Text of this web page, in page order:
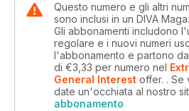
Questo numero e gli altri
sono inclusi in un DIVA
Gli abbonamenti includono
regolare e i nuovi numeri
l'abbonamento e partono
di €3,33 per numero nel
General Interest offer. . Se
date un'occhiata al nostro
abbonamento